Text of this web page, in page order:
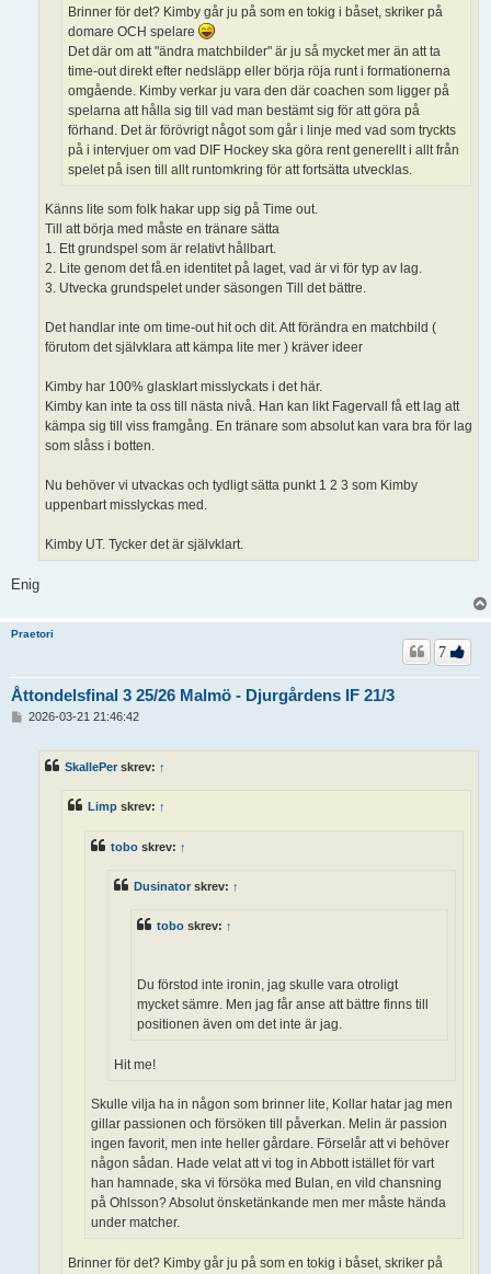
Brinner för det? Kimby går ju på som en tokig i båset, skriker på
domare OCH spelare
Det där om att "ändra matchbilder" är ju så mycket mer än att ta
time-out direkt efter nedsläpp eller börja röja runt i formationerna
omgående. Kimby verkar ju vara den där coachen som ligger på
spelarna att hålla sig till vad man bestämt sig för att göra på
förhand. Det är förövrigt något som går i linje med vad som tryckts
på i intervjuer om vad DIF Hockey ska göra rent generellt i allt från
spelet på isen till allt runtomkring för att fortsätta utvecklas.
Känns lite som folk hakar upp sig på Time out.
Till att börja med måste en tränare sätta
1. Ett grundspel som är relativt hållbart.
2. Lite genom det få.en identitet på laget, vad är vi för typ av lag.
3. Utvecka grundspelet under säsongen Till det bättre.
Det handlar inte om time-out hit och dit. Att förändra en matchbild (
förutom det självklara att kämpa lite mer ) kräver ideer
Kimby har 100% glasklart misslyckats i det här.
Kimby kan inte ta oss till nästa nivå. Han kan likt Fagervall få ett lag att
kämpa sig till viss framgång. En tränare som absolut kan vara bra för lag
som slåss i botten.
Nu behöver vi utvackas och tydligt sätta punkt 1 2 3 som Kimby
uppenbart misslyckas med.
Kimby UT. Tycker det är självklart.
Enig
Praetori
Åttondelsfinal 3 25/26 Malmö - Djurgårdens IF 21/3
7
2026-03-21 21:46:42
SkallePer skrev: ↑
Limp skrev: ↑
tobo skrev: ↑
Dusinator skrev: ↑
tobo skrev: ↑
Du förstod inte ironin, jag skulle vara otroligt
mycket sämre. Men jag får anse att bättre finns till
positionen även om det inte är jag.
Hit me!
Skulle vilja ha in någon som brinner lite, Kollar hatar jag men
gillar passionen och försöken till påverkan. Melin är passion
ingen favorit, men inte heller gårdare. Förselår att vi behöver
någon sådan. Hade velat att vi tog in Abbott istället för vart
han hamnade, ska vi försöka med Bulan, en vild chansning
på Ohlsson? Absolut önsketänkande men mer måste hända
under matcher.
Brinner för det? Kimby går ju på som en tokig i båset, skriker på